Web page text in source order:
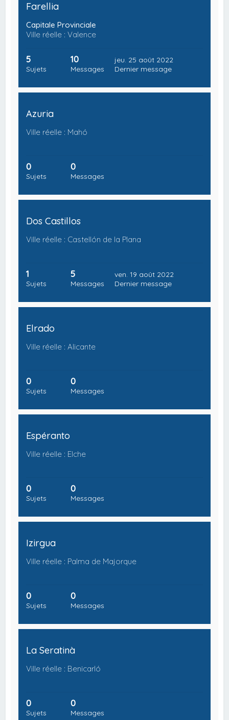
Farellia
Capitale Provinciale
Ville réelle : Valence
5
Sujets
10
Messages
jeu. 25 août 2022
Dernier message
Azuria
Ville réelle : Mahó
0
Sujets
0
Messages
Dos Castillos
Ville réelle : Castellón de la Plana
1
Sujets
5
Messages
ven. 19 août 2022
Dernier message
Elrado
Ville réelle : Alicante
0
Sujets
0
Messages
Espéranto
Ville réelle : Elche
0
Sujets
0
Messages
Izirgua
Ville réelle : Palma de Majorque
0
Sujets
0
Messages
La Seratinà
Ville réelle : Benicarló
0
Sujets
0
Messages